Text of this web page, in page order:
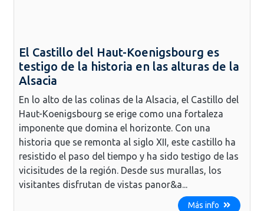
El Castillo del Haut-Koenigsbourg es
testigo de la historia en las alturas de la
Alsacia
En lo alto de las colinas de la Alsacia, el Castillo del
Haut-Koenigsbourg se erige como una fortaleza
imponente que domina el horizonte. Con una
historia que se remonta al siglo XII, este castillo ha
resistido el paso del tiempo y ha sido testigo de las
vicisitudes de la región. Desde sus murallas, los
visitantes disfrutan de vistas panor&a...
Más info